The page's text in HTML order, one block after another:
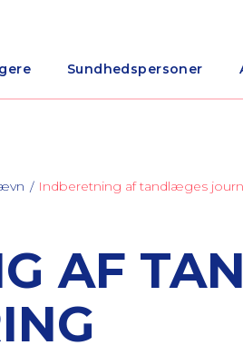
Sundhedspersoner
Indberetning af tandlæges
AF